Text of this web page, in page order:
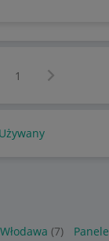
1 Następna
Używany
(7)